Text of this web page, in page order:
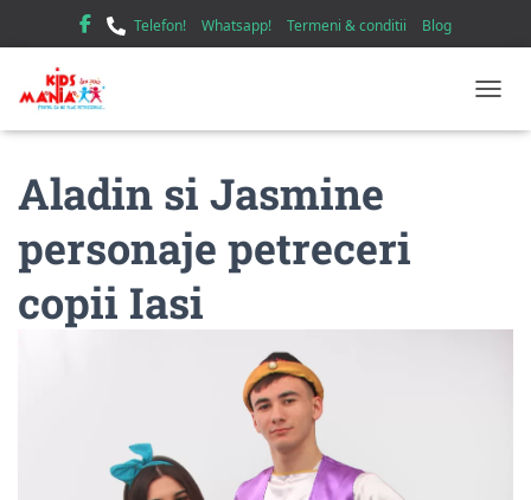
Telefon! Whatsapp! Termeni & conditii Blog
Aladin si Jasmine
personaje petreceri
copii Iasi